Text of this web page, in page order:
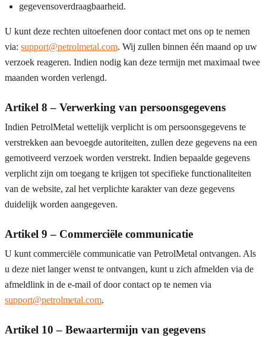
gegevensoverdraagbaarheid.
U kunt deze rechten uitoefenen door contact met ons op te nemen
via: support@petrolmetal.com. Wij zullen binnen één maand op uw
verzoek reageren. Indien nodig kan deze termijn met maximaal twee
maanden worden verlengd.
Artikel 8 – Verwerking van persoonsgegevens
Indien PetrolMetal wettelijk verplicht is om persoonsgegevens te
verstrekken aan bevoegde autoriteiten, zullen deze gegevens na een
gemotiveerd verzoek worden verstrekt. Indien bepaalde gegevens
verplicht zijn om toegang te krijgen tot specifieke functionaliteiten
van de website, zal het verplichte karakter van deze gegevens
duidelijk worden aangegeven.
Artikel 9 – Commerciële communicatie
U kunt commerciële communicatie van PetrolMetal ontvangen. Als
u deze niet langer wenst te ontvangen, kunt u zich afmelden via de
afmeldlink in de e-mail of door contact op te nemen via
support@petrolmetal.com.
Artikel 10 – Bewaartermijn van gegevens